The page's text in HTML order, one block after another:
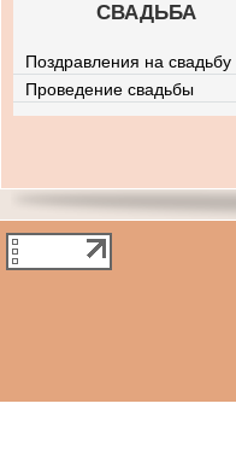
СВАДЬБА
Поздравления на свадьбу
Проведение свадьбы